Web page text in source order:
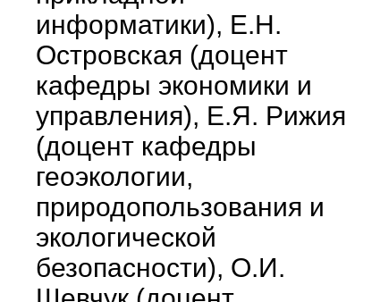
информатики), Е.Н.
Островская (доцент
кафедры экономики и
управления), Е.Я. Рижия
(доцент кафедры
геоэкологии,
природопользования и
экологической
безопасности), О.И.